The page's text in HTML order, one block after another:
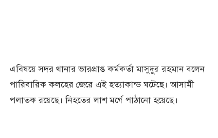
এবিষয়ে সদর থানার ভারপ্রাপ্ত কর্মকর্তা মাসুদুর রহমান বলেন
পারিবারিক কলহের জেরে এই হত্যাকান্ড ঘটেছে। আসামী
পলাতক রয়েছে। নিহতের লাশ মর্গে পাঠানো হয়েছে।